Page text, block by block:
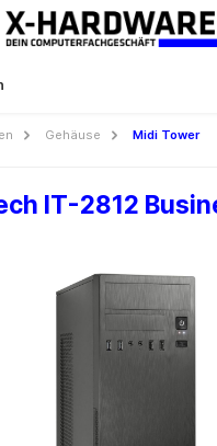
Gehäuse Midi Tower
IT-2812